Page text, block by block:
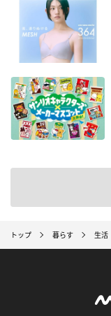
トップ 暮らす 生活